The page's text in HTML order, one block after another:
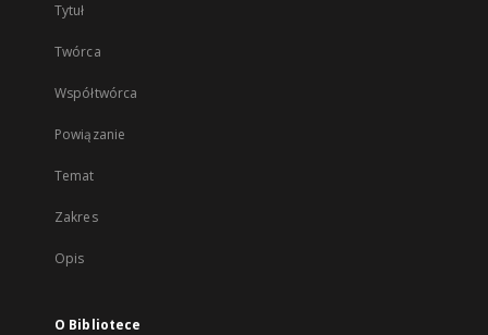
Tytuł
Twórca
Współtwórca
Powiązanie
Temat
Zakres
Opis
O Bibliotece